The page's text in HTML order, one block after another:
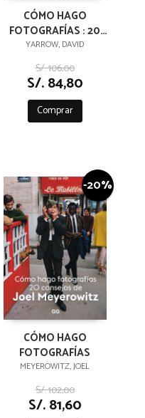
CÓMO HAGO
FOTOGRAFÍAS : 20
CONSEJOS DE DAVID
YARROW
YARROW, DAVID
S/. 106,00
S/. 84,80
Comprar
-20%
CÓMO HAGO
FOTOGRAFÍAS
MEYEROWITZ, JOEL
S/. 102,00
S/. 81,60